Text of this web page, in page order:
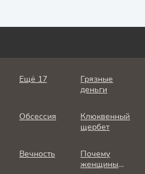
Ещё 17
Грязные
деньги
Обсессия
Клюквенный
щербет
Вечность
Почему
женщины